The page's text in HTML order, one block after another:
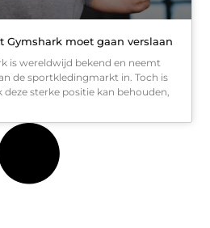
Gymshark moet gaan verslaan
is wereldwijd bekend en neemt
de sportkledingmarkt in. Toch is
sterke positie kan behouden,